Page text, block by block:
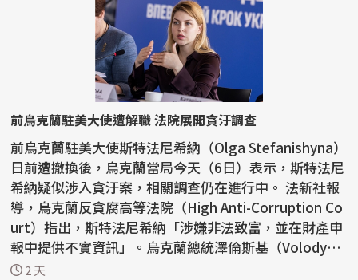
前烏克蘭駐美大使遭解職 法院展開貪汙調查
前烏克蘭駐美大使斯特法尼希納（Olga Stefanishyna）
日前遭撤換後，烏克蘭當局今天（6日）表示，斯特法尼
希納疑似涉入貪汙案，相關調查仍在進行中。 法新社報
導，烏克蘭反貪腐高等法院（High Anti-Corruption Co
urt）指出，斯特法尼希納「涉嫌非法致富，並在財產申
報中提供不實資訊」。烏克蘭總統澤倫斯基（Volody
m...2 天